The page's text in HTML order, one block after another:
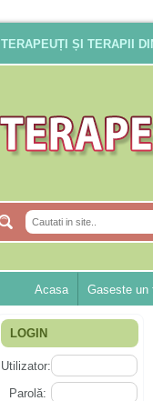
TERAPEUȚI ȘI TERAPII
Acasa Gaseste un
LOGIN
Utilizator:
Parolă: